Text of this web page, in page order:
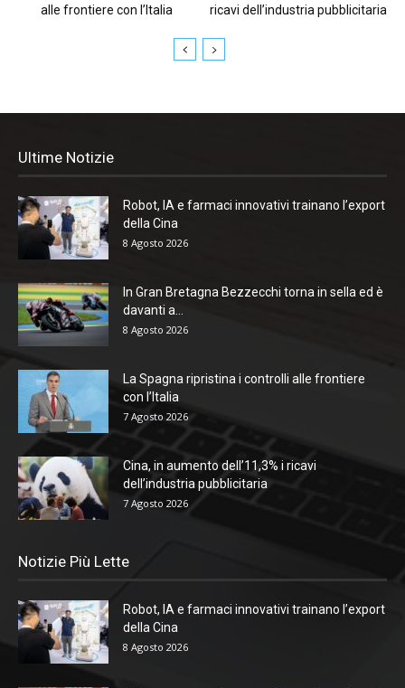
alle frontiere con l’Italia
ricavi dell’industria pubblicitaria
Ultime Notizie
Robot, IA e farmaci innovativi trainano l’export
della Cina
8 Agosto 2026
In Gran Bretagna Bezzecchi torna in sella ed è
davanti a...
8 Agosto 2026
La Spagna ripristina i controlli alle frontiere
con l’Italia
7 Agosto 2026
Cina, in aumento dell’11,3% i ricavi
dell’industria pubblicitaria
7 Agosto 2026
Notizie Più Lette
Robot, IA e farmaci innovativi trainano l’export
della Cina
8 Agosto 2026